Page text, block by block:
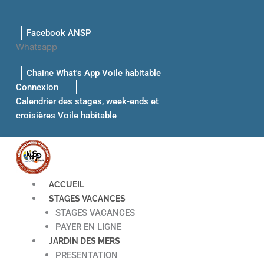
contenuFacebook ANSP
Whatsapp
Chaine What's App Voile habitable
Connexion
Calendrier des stages, week-ends et
croisières Voile habitable
ACCUEIL
STAGES VACANCES
STAGES VACANCES
PAYER EN LIGNE
JARDIN DES MERS
PRESENTATION